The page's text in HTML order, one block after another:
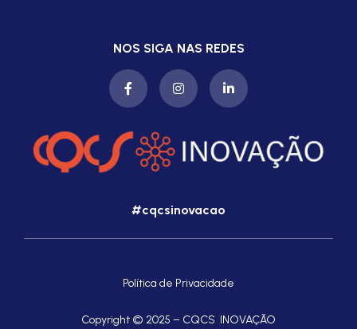
NOS SIGA NAS REDES
#cqcsinovacao
Política de Privacidade
Copyright © 2025 – CQCS INOVAÇÃO